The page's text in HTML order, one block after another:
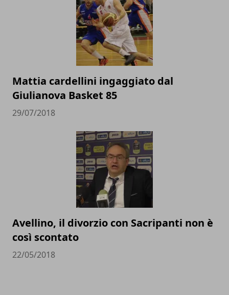
Mattia cardellini ingaggiato dal
Giulianova Basket 85
29/07/2018
Avellino, il divorzio con Sacripanti non è
così scontato
22/05/2018